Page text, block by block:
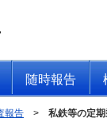
随時報告
報告 > 私鉄等の定